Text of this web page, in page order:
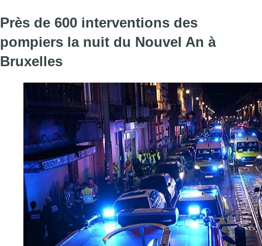
Près de 600 interventions des
pompiers la nuit du Nouvel An à
Bruxelles